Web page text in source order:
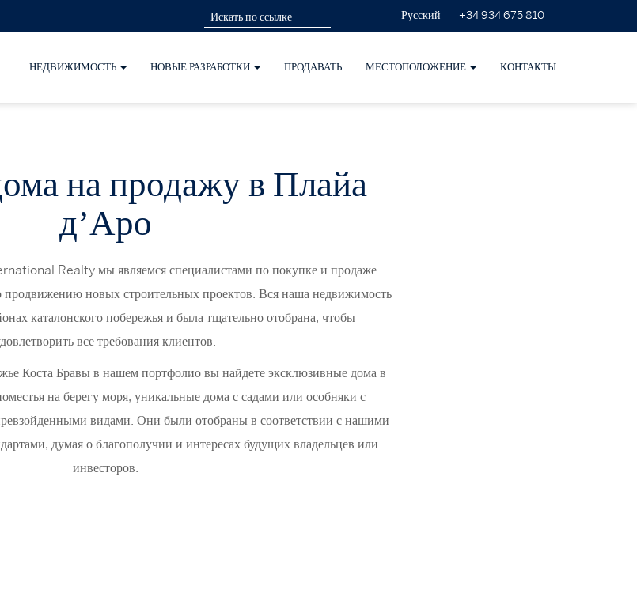
Русский +34 934 675 810
НЕДВИЖИМОСТЬ НОВЫЕ РАЗРАБОТКИ ПРОДАВАТЬ МЕСТОПОЛОЖЕНИЕ КОНТАКТЫ
на продажу в Плайа
д’Аро
Realty мы являемся специалистами по покупке и продаже
новых строительных проектов. Вся наша недвижимость
каталонского побережья и была тщательно отобрана, чтобы
все требования клиентов.
Коста Бравы в нашем портфолио вы найдете эксклюзивные дома в
на берегу моря, уникальные дома с садами или особняки с
видами. Они были отобраны в соответствии с нашими
думая о благополучии и интересах будущих владельцев или
инвесторов.